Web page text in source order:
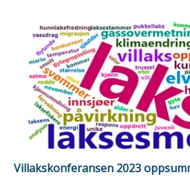
Villakskonferansen 2023